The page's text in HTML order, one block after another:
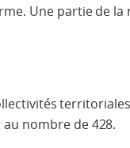
Une partie de
nombre de 428.